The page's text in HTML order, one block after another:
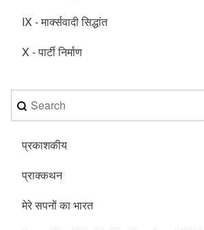
IX - मार्क्सवादी सिद्धांत
X - पार्टी निर्माण
Search
प्रकाशकीय
प्राक्कथन
मेरे सपनों का भारत